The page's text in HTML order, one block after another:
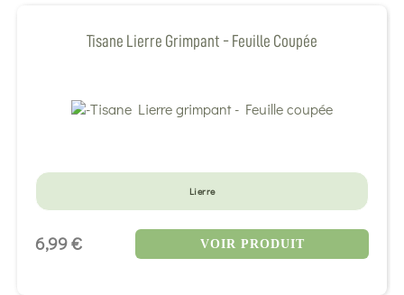
Tisane Lierre Grimpant - Feuille Coupée
Lierre
6,99 € VOIR PRODUIT